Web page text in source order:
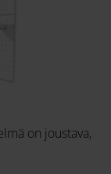
on joustava,